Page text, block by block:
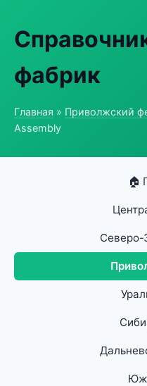
фабрик
Главная » Приволжский
Assembly
🏠